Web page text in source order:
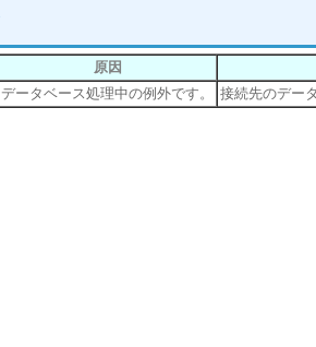
原因
データベース処理中の例外です。 接続先のデー